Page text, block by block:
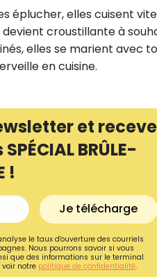
éplucher, elles cuisent
croustillante à
elles se marient avec
en cuisine.
et
BRÛLE-
!
Je télécharge
le taux d'ouverture des courriels
Nous pourrons savoir si vous
que des informations sur le terminal
notre politique de confidentialité.
gratuitement
inédites de